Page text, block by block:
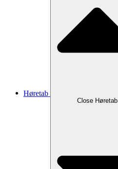
Høretab
Close Høretab